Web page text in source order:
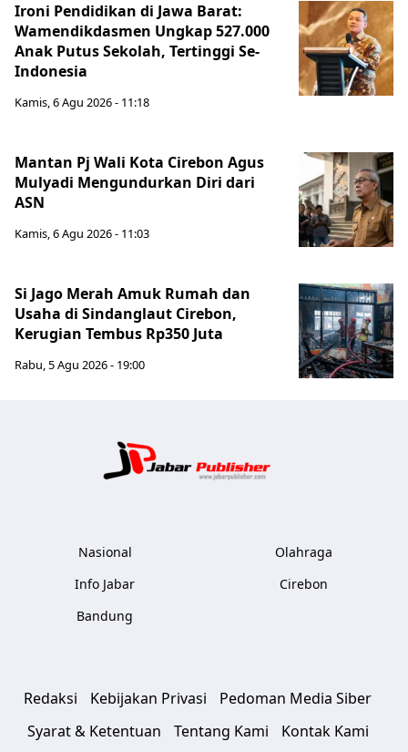
Ironi Pendidikan di Jawa Barat:
Wamendikdasmen Ungkap 527.000
Anak Putus Sekolah, Tertinggi Se-
Indonesia
Kamis, 6 Agu 2026 - 11:18
Mantan Pj Wali Kota Cirebon Agus
Mulyadi Mengundurkan Diri dari
ASN
Kamis, 6 Agu 2026 - 11:03
Si Jago Merah Amuk Rumah dan
Usaha di Sindanglaut Cirebon,
Kerugian Tembus Rp350 Juta
Rabu, 5 Agu 2026 - 19:00
Nasional
Info Jabar
Bandung
Olahraga
Cirebon
Redaksi Kebijakan Privasi
Pedoman Media Siber
Syarat & Ketentuan
Tentang Kami Kontak Kami